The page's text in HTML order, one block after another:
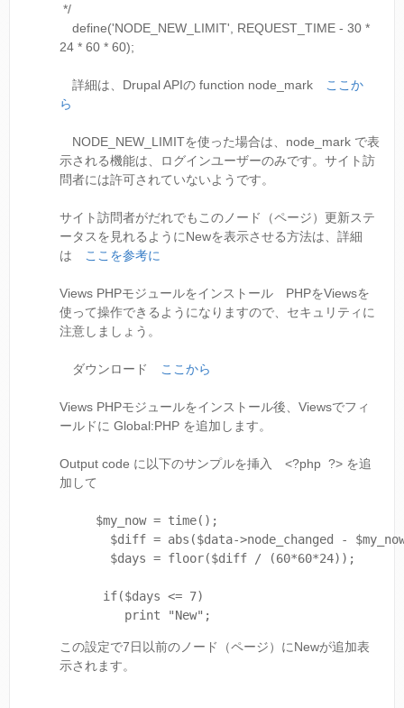
*/
define('NODE_NEW_LIMIT', REQUEST_TIME - 30 *
24 * 60 * 60);
詳細は、Drupal APIの function node_mark
ここか
ら
NODE_NEW_LIMITを使った場合は、node_mark で表
示される機能は、ログインユーザーのみです。サイト訪
問者には許可されていないようです。
サイト訪問者がだれでもこのノード（ページ）更新ステ
ータスを見れるようにNewを表示させる方法は、詳細
は
ここを参考に
Views PHPモジュールをインストール PHPをViewsを
使って操作できるようになりますので、セキュリティに
注意しましょう。
ダウンロード ここから
Views PHPモジュールをインストール後、Viewsでフィ
ールドに Global:PHP を追加します。
Output code に以下のサンプルを挿入 <?php ?> を追
加して
$my_now = time();
$diff = abs($data->node_changed -
  $days = floor($diff / (60*60*24));
if($days <= 7)
print "New";
この設定で7日以前のノード（ページ）にNewが追加表
示されます。